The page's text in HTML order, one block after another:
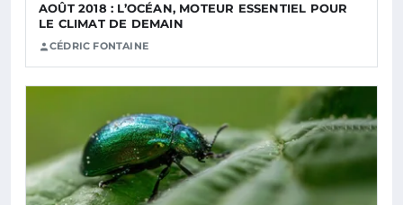
AOÛT 2018 : L’OCÉAN, MOTEUR ESSENTIEL POUR
LE CLIMAT DE DEMAIN
CÉDRIC FONTAINE